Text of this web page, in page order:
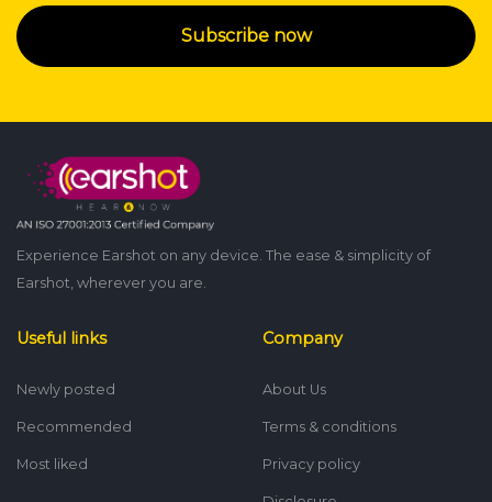
Subscribe now
Experience Earshot on any device. The ease & simplicity of
Earshot, wherever you are.
Useful links
Newly posted
Recommended
Most liked
Company
About Us
Terms & conditions
Privacy policy